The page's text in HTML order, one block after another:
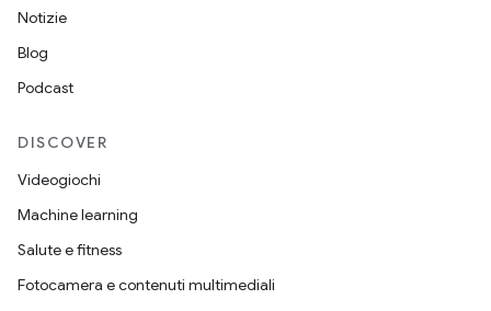
Notizie
Blog
Podcast
DISCOVER
Videogiochi
Machine learning
Salute e fitness
Fotocamera e contenuti multimediali